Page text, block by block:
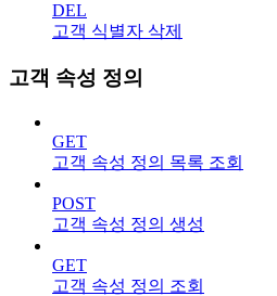
DEL
고객 식별자 삭제
고객 속성 정의
GET
고객 속성 정의 목록 조회
POST
고객 속성 정의 생성
GET
고객 속성 정의 조회